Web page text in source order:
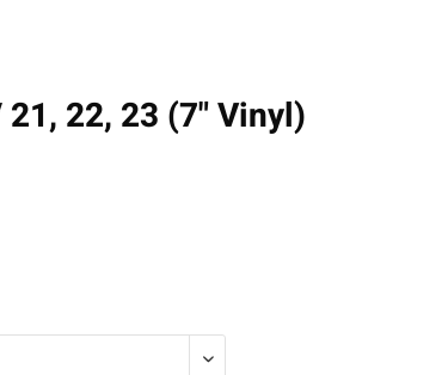
22, 23 (7" Vinyl)